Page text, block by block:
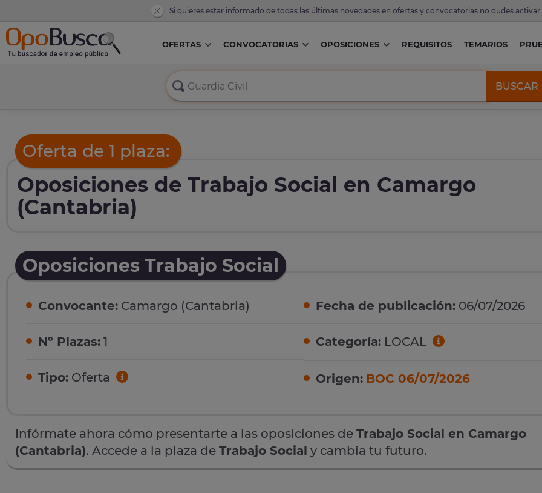
Si quieres estar informado de todas las últimas novedades en ofertas y convocatorias no dudes activar
OFERTAS CONVOCATORIAS OPOSICIONES REQUISITOS TEMARIOS
BUSCAR
Oferta de 1 plaza:
Oposiciones de Trabajo Social en Camargo
(Cantabria)
Oposiciones Trabajo Social
Convocante: Camargo (Cantabria)
Nº Plazas: 1
Tipo: Oferta
Fecha de publicación: 06/07/2026
Categoría: LOCAL
Origen: BOC 06/07/2026
Infórmate ahora cómo presentarte a las oposiciones de Trabajo Social en Camargo
(Cantabria). Accede a la plaza de Trabajo Social y cambia tu futuro.